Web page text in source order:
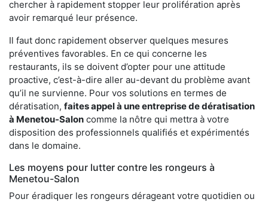
chercher à rapidement stopper leur prolifération après
avoir remarqué leur présence.
Il faut donc rapidement observer quelques mesures
préventives favorables. En ce qui concerne les
restaurants, ils se doivent d’opter pour une attitude
proactive, c’est-à-dire aller au-devant du problème avant
qu’il ne survienne. Pour vos solutions en termes de
dératisation, faites appel à une entreprise de dératisation
à Menetou-Salon comme la nôtre qui mettra à votre
disposition des professionnels qualifiés et expérimentés
dans le domaine.
Les moyens pour lutter contre les rongeurs à
Menetou-Salon
Pour éradiquer les rongeurs dérageant votre quotidien ou